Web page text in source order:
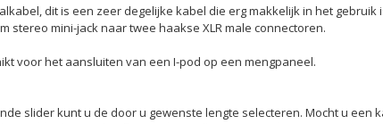
dit is een zeer degelijke kabel die erg makkelijk in het
stereo mini-jack naar twee haakse XLR male connectoren.
voor het aansluiten van een I-pod op een mengpaneel.
slider kunt u de door u gewenste lengte selecteren. Mocht u een